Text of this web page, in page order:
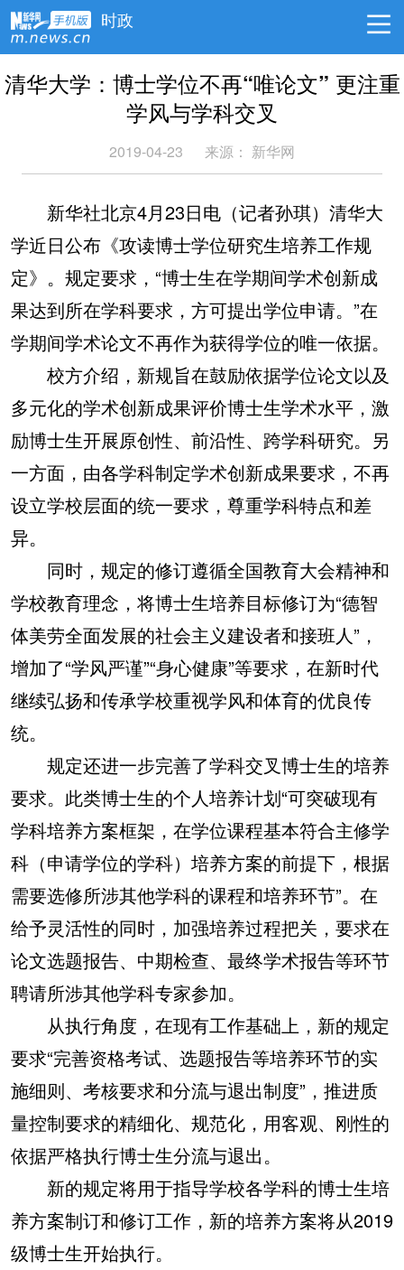
时政
清华大学：博士学位不再“唯论文” 更注重
学风与学科交叉
2019-04-23 来源： 新华网
新华社北京4月23日电（记者孙琪）清华大
学近日公布《攻读博士学位研究生培养工作规
定》。规定要求，“博士生在学期间学术创新成
果达到所在学科要求，方可提出学位申请。”在
学期间学术论文不再作为获得学位的唯一依据。
校方介绍，新规旨在鼓励依据学位论文以及
多元化的学术创新成果评价博士生学术水平，激
励博士生开展原创性、前沿性、跨学科研究。另
一方面，由各学科制定学术创新成果要求，不再
设立学校层面的统一要求，尊重学科特点和差
异。
同时，规定的修订遵循全国教育大会精神和
学校教育理念，将博士生培养目标修订为“德智
体美劳全面发展的社会主义建设者和接班人”，
增加了“学风严谨”“身心健康”等要求，在新时代
继续弘扬和传承学校重视学风和体育的优良传
统。
规定还进一步完善了学科交叉博士生的培养
要求。此类博士生的个人培养计划“可突破现有
学科培养方案框架，在学位课程基本符合主修学
科（申请学位的学科）培养方案的前提下，根据
需要选修所涉其他学科的课程和培养环节”。在
给予灵活性的同时，加强培养过程把关，要求在
论文选题报告、中期检查、最终学术报告等环节
聘请所涉其他学科专家参加。
从执行角度，在现有工作基础上，新的规定
要求“完善资格考试、选题报告等培养环节的实
施细则、考核要求和分流与退出制度”，推进质
量控制要求的精细化、规范化，用客观、刚性的
依据严格执行博士生分流与退出。
新的规定将用于指导学校各学科的博士生培
养方案制订和修订工作，新的培养方案将从2019
级博士生开始执行。